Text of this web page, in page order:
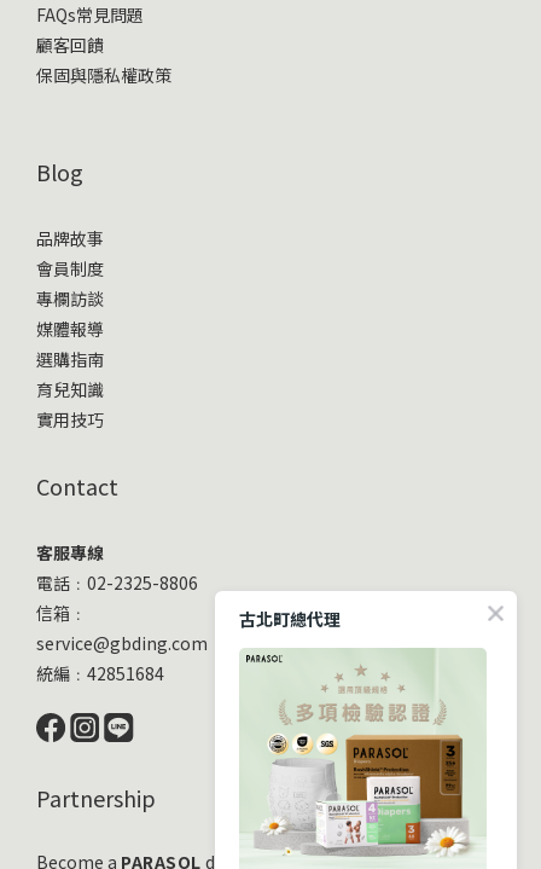
FAQs常見問題
顧客回饋
保固與隱私權政策
Blog
品牌故事
會員制度
專欄訪談
媒體報導
選購指南
育兒知識
實用技巧
Contact
客服專線
電話﹕02-2325-8806
信箱﹕
service@gbding.com
統編﹕42851684
Partnership
Become a PARASOL distribution partner
古北町總代理